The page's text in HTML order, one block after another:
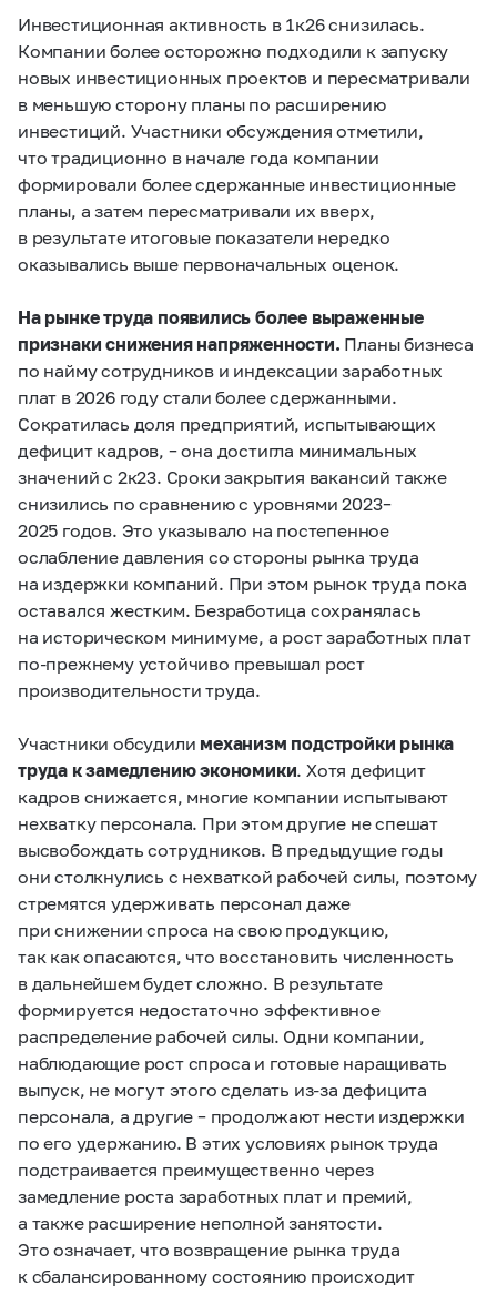
Инвестиционная активность в 1к26 снизилась.
Компании более осторожно подходили к запуску
новых инвестиционных проектов и пересматривали
в меньшую сторону планы по расширению
инвестиций. Участники обсуждения отметили,
что традиционно в начале года компании
формировали более сдержанные инвестиционные
планы, а затем пересматривали их вверх,
в результате итоговые показатели нередко
оказывались выше первоначальных оценок.
На рынке труда появились более выраженные
признаки снижения напряженности. Планы бизнеса
по найму сотрудников и индексации заработных
плат в 2026 году стали более сдержанными.
Сократилась доля предприятий, испытывающих
дефицит кадров, – она достигла минимальных
значений с 2к23. Сроки закрытия вакансий также
снизились по сравнению с уровнями 2023 –
2025 годов. Это указывало на постепенное
ослабление давления со стороны рынка труда
на издержки компаний. При этом рынок труда пока
оставался жестким. Безработица сохранялась
на историческом минимуме, а рост заработных плат
по‑прежнему устойчиво превышал рост
производительности труда.
Участники обсудили механизм подстройки рынка
труда к замедлению экономики. Хотя дефицит
кадров снижается, многие компании испытывают
нехватку персонала. При этом другие не спешат
высвобождать сотрудников. В предыдущие годы
они столкнулись с нехваткой рабочей силы, поэтому
стремятся удерживать персонал даже
при снижении спроса на свою продукцию,
так как опасаются, что восстановить численность
в дальнейшем будет сложно. В результате
формируется недостаточно эффективное
распределение рабочей силы. Одни компании,
наблюдающие рост спроса и готовые наращивать
выпуск, не могут этого сделать из‑за дефицита
персонала, а другие – продолжают нести издержки
по его удержанию. В этих условиях рынок труда
подстраивается преимущественно через
замедление роста заработных плат и премий,
а также расширение неполной занятости.
Это означает, что возвращение рынка труда
к сбалансированному состоянию происходит